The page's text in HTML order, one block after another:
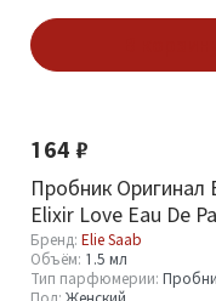
164 ₽
Пробник Оригинал
Elixir Love Eau De
Элексир Любви 1.5
Бренд: Elie Saab
Объём: 1.5 мл
Тип парфюмерии: